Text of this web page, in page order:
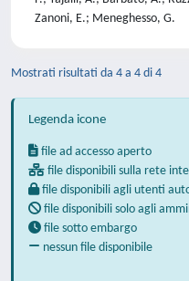
Zanoni, E.; Meneghesso, G.
Mostrati risultati da 4 a 4 di 4
Legenda icone
file ad accesso aperto
file disponibili sulla rete
file disponibili agli utenti
file disponibili solo agli
file sotto embargo
nessun file disponibile